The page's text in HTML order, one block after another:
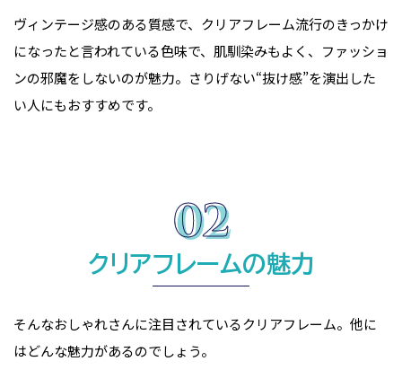
ヴィンテージ感のある質感で、クリアフレーム流行のきっかけ
になったと言われている色味で、肌馴染みもよく、ファッショ
ンの邪魔をしないのが魅力。さりげない“抜け感”を演出した
い人にもおすすめです。
クリアフレームの魅力
そんなおしゃれさんに注目されているクリアフレーム。他に
はどんな魅力があるのでしょう。